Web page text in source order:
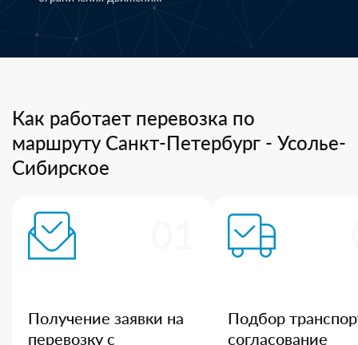
Как работает перевозка по
маршруту Санкт-Петербург - Усолье-
Сибирское
Получение заявки на
перевозку с
Подбор
согласование